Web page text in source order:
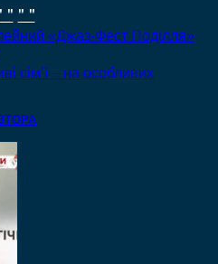
" " "
«Джаз-Фест Поділля»
сім’ї – на особливих